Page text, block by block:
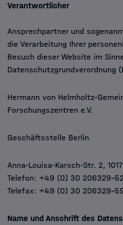
Verantwortlicher
Ansprechpartner und
die Verarbeitung Ihrer
Besuch dieser Website im
Datenschutzgrundverordnung
Hermann von Helmholtz-
Forschungszentren e.V.
Geschäftsstelle Berlin
Anna-Louisa-Karsch-Str. 2,
Telefon: +49 (0) 30 206329-
Telefax: +49 (0) 30 206329-
Name und Anschrift des